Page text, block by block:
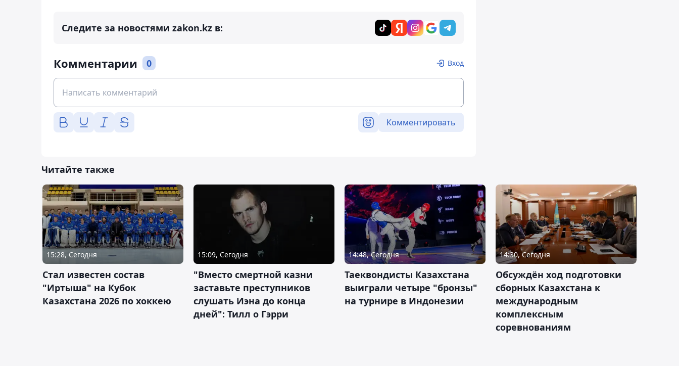
Следите за новостями zakon.kz в:
Комментарии 0 Вход
Комментировать
Читайте также
15:28, Сегодня
Стал известен состав
"Иртыша" на Кубок
Казахстана 2026 по хоккею
15:09, Сегодня
"Вместо смертной казни
заставьте преступников
слушать Иэна до конца
дней": Тилл о Гэрри
14:48, Сегодня
Таеквондисты Казахстана
выиграли четыре "бронзы"
на турнире в Индонезии
14:30, Сегодня
Обсуждён ход подготовки
сборных Казахстана к
международным
комплексным
соревнованиям